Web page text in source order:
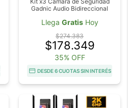
Gadnic Audio Bidireccional
Llega GratisHoy
$274.383
$178.349
35% OFF
DESDE 6 CUOTAS SIN INTERÉS